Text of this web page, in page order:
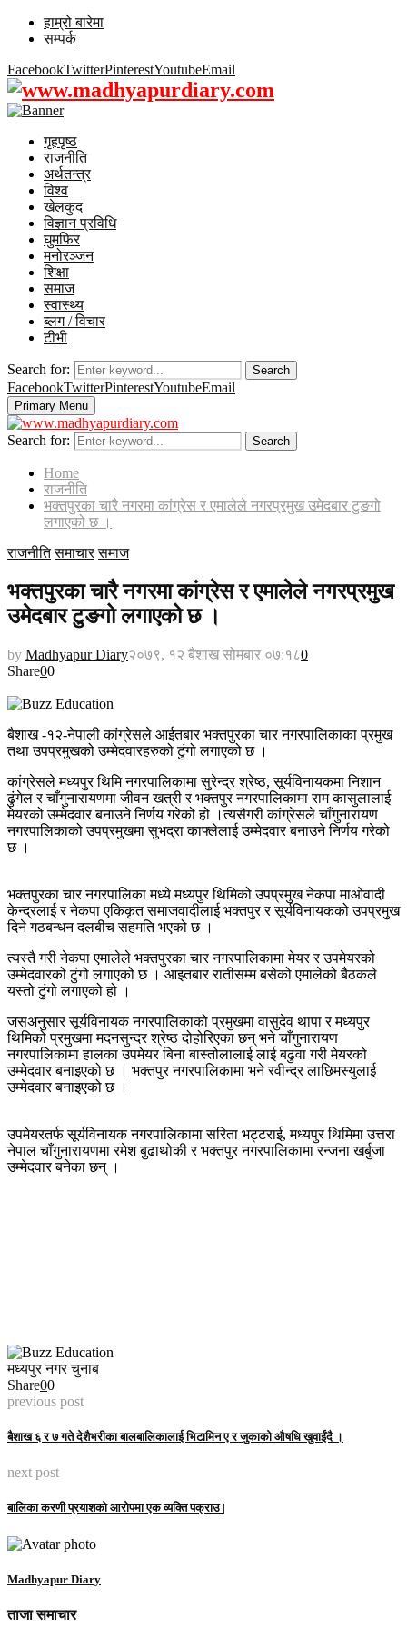
हाम्रो बारेमा
सम्पर्क
FacebookTwitterPinterestYoutubeEmail
गृहपृष्ठ
राजनीति
अर्थतन्त्र
विश्व
खेलकुद
विज्ञान प्रविधि
घुमफिर
मनोरञ्जन
शिक्षा
समाज
स्वास्थ्य
ब्लग / विचार
टीभी
Search for: Search
FacebookTwitterPinterestYoutubeEmail
Primary Menu
Search for: Search
Home
राजनीति
भक्तपुरका चारै नगरमा कांग्रेस र एमालेले नगरप्रमुख उमेदबार टुङगो
लगाएको छ ।
राजनीति समाचार समाज
भक्तपुरका चारै नगरमा कांग्रेस र एमालेले नगरप्रमुख
उमेदबार टुङगो लगाएको छ ।
by Madhyapur Diary२०७९, १२ बैशाख सोमबार ०७:१८0
Share00
बैशाख -१२-नेपाली कांग्रेसले आईतबार भक्तपुरका चार नगरपालिकाका प्रमुख
तथा उपप्रमुखको उम्मेदवारहरुको टुंगो लगाएको छ ।
कांग्रेसले मध्यपुर थिमि नगरपालिकामा सुरेन्द्र श्रेष्ठ, सूर्यविनायकमा निशान
ढुंगेल र चाँगुनारायणमा जीवन खत्री र भक्तपुर नगरपालिकामा राम कासुलालाई
मेयरको उम्मेदवार बनाउने निर्णय गरेको हो ।त्यसैगरी कांग्रेसले चाँगुनारायण
नगरपालिकाको उपप्रमुखमा सुभद्रा काफ्लेलाई उम्मेदवार बनाउने निर्णय गरेको
छ ।
भक्तपुरका चार नगरपालिका मध्ये मध्यपुर थिमिको उपप्रमुख नेकपा माओवादी
केन्द्रलाई र नेकपा एकिकृत समाजवादीलाई भक्तपुर र सूर्यविनायकको उपप्रमुख
दिने गठबन्धन दलबीच सहमति भएको छ ।
त्यस्तै गरी नेकपा एमालेले भक्तपुरका चार नगरपालिकामा मेयर र उपमेयरको
उम्मेदवारको टुंगो लगाएको छ । आइतबार रातीसम्म बसेको एमालेको बैठकले
यस्तो टुंगो लगाएको हो ।
जसअनुसार सूर्यविनायक नगरपालिकाको प्रमुखमा वासुदेव थापा र मध्यपुर
थिमिको प्रमुखमा मदनसुन्दर श्रेष्ठ दोहोरिएका छन् भने चाँगुनारायण
नगरपालिकामा हालका उपमेयर बिना बास्तोलालाई लाई बढुवा गरी मेयरको
उम्मेदवार बनाइएको छ । भक्तपुर नगरपालिकामा भने रवीन्द्र लाछिमस्युलाई
उम्मेदवार बनाइएको छ ।
उपमेयरतर्फ सूर्यविनायक नगरपालिकामा सरिता भट्टराई, मध्यपुर थिमिमा उत्तरा
नेपाल चाँगुनारायणमा रमेश बुढाथोकी र भक्तपुर नगरपालिकामा रन्जना खर्बुजा
उम्मेदवार बनेका छन् ।
मध्यपुर नगर चुनाब
Share00
previous post
बैशाख ६ र ७ गते देशैभरीका बालबालिकालाई भिटामिन ए र जुकाको औषधि खुवाईंदै ।
next post
बालिका करणी प्रयाशको आरोपमा एक व्यक्ति पक्राउ |
Madhyapur Diary
ताजा समाचार